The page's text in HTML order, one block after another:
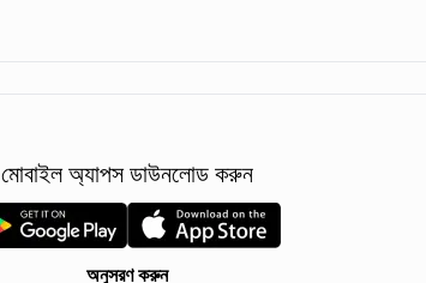
মোবাইল অ্যাপস ডাউনলোড করুন
অনুসরণ করুন